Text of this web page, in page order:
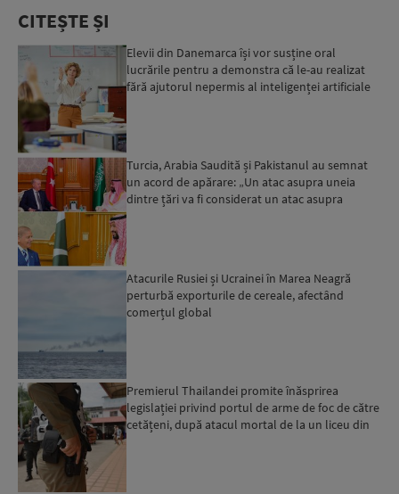
CITEȘTE ȘI
Elevii din Danemarca își vor susține oral
lucrările pentru a demonstra că le-au realizat
fără ajutorul nepermis al inteligenței artificiale
Turcia, Arabia Saudită și Pakistanul au semnat
un acord de apărare: „Un atac asupra uneia
dintre țări va fi considerat un atac asupra
Atacurile Rusiei și Ucrainei în Marea Neagră
perturbă exporturile de cereale, afectând
comerțul global
Premierul Thailandei promite înăsprirea
legislației privind portul de arme de foc de către
cetățeni, după atacul mortal de la un liceu din